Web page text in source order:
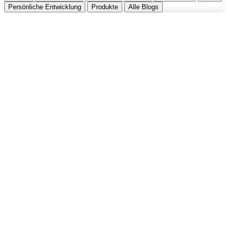
Persönliche Entwicklung Produkte Alle Blogs